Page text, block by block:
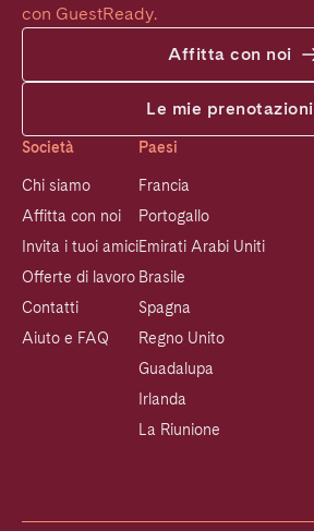
con GuestReady.
Affitta con noi
Le mie prenotazioni
Società
Chi siamo
Affitta con noi
Invita i tuoi amici
Offerte di lavoro
Contatti
Aiuto e FAQ
Paesi
Francia
Portogallo
Emirati Arabi Uniti
Brasile
Spagna
Regno Unito
Guadalupa
Irlanda
La Riunione